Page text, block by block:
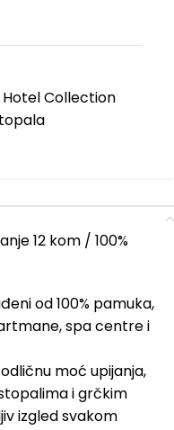
Hotel Collection
12 kom / 100%
od 100% pamuka,
spa centre i
moć upijanja,
i grčkim
izgled svakom